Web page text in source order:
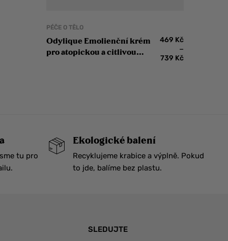
PÉČE O TĚLO
Odylique Emolienční krém
pro atopickou a citlivou
469 Kč
–
739 Kč
tu pro
Ekologické balení
Recyklujeme krabice a výplně. Pokud
to jde, balíme bez plastu.
SLEDUJTE